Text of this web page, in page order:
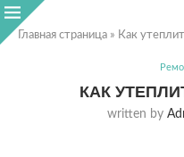
Главная страница » Как
КАК
written by